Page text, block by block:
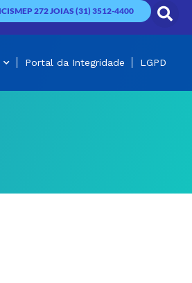
272 JOIAS (31) 3512-4400
Portal da Integridade LGPD